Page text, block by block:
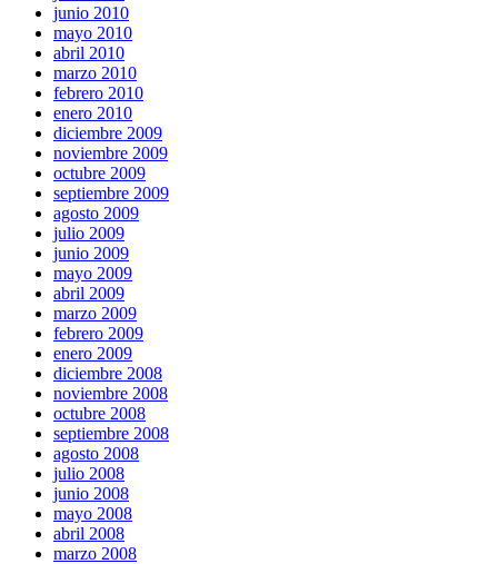
junio 2010
mayo 2010
abril 2010
marzo 2010
febrero 2010
enero 2010
diciembre 2009
noviembre 2009
octubre 2009
septiembre 2009
agosto 2009
julio 2009
junio 2009
mayo 2009
abril 2009
marzo 2009
febrero 2009
enero 2009
diciembre 2008
noviembre 2008
octubre 2008
septiembre 2008
agosto 2008
julio 2008
junio 2008
mayo 2008
abril 2008
marzo 2008